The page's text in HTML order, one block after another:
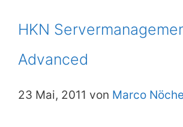
HKN
Advanced
23 Mai, 2011 von Marco